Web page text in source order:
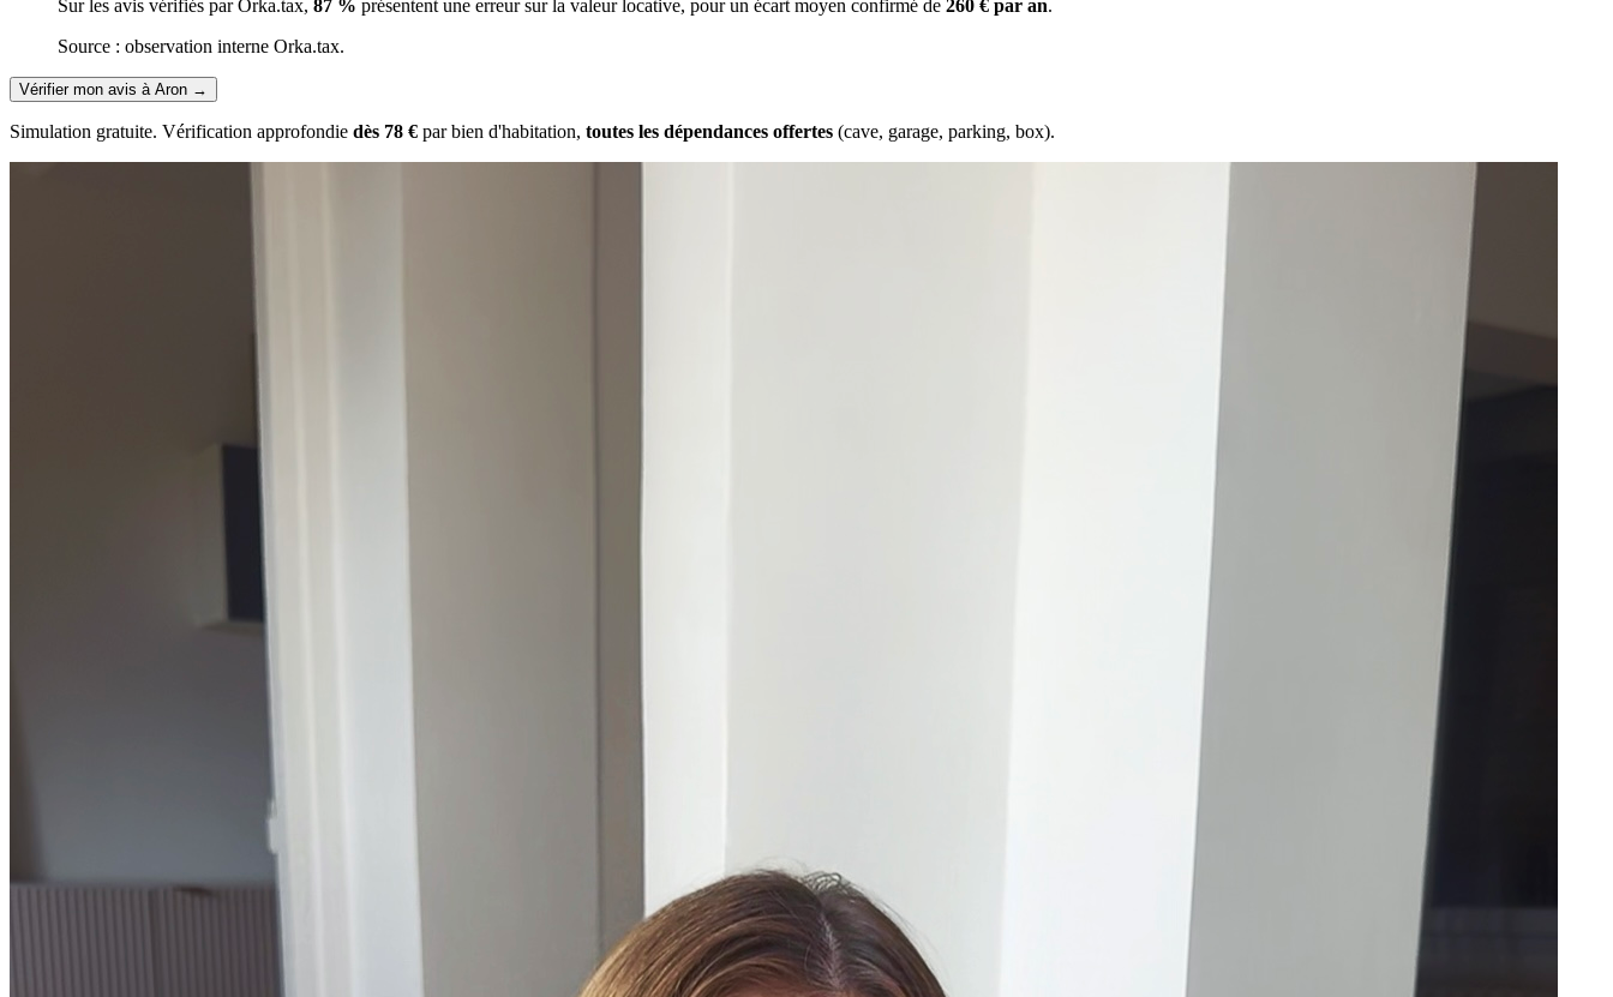
Sur les avis vérifiés par Orka.tax, 87 % présentent une erreur sur la valeur locative, pour un écart moyen confirmé de 260 € par an.
Source : observation interne Orka.tax.
Vérifier mon avis à Aron →
Simulation gratuite. Vérification approfondie dès 78 € par bien d'habitation, toutes les dépendances offertes (cave, garage, parking, box).